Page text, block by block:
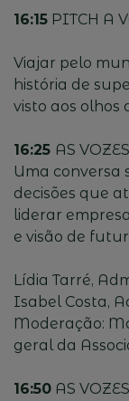
16:15 PITCH A
Viajar pelo
história de
visto aos olhos
16:25 AS
Uma conversa
decisões que
liderar
e visão de
Lídia Tarré,
Isabel Costa,
Moderação:
geral da
16:50 AS